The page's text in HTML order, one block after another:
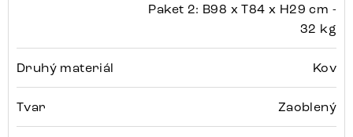
Paket 2: B98 x T84 x H29 cm -
32 kg
Druhý materiál Kov
Tvar Zaoblený